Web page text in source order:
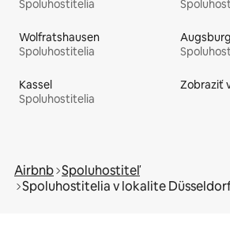
Spoluhostitelia
Wolfratshausen
Spoluhostitelia
Augsburg
Kassel
Spoluhostitelia
Zobraziť
Airbnb Spoluhostiteľ
Spoluhostitelia v lokalite